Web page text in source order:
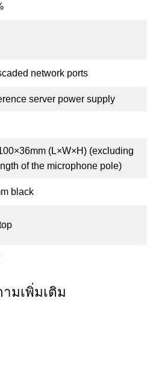
network ports
server power supply
(L×W×H) (excluding
of the microphone pole)
black
มเพิ่มเติม